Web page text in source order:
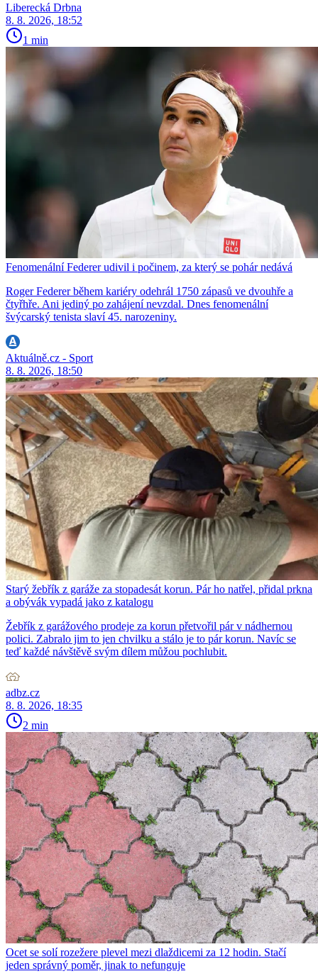
Liberecká Drbna
8. 8. 2026, 18:52
1 min
Fenomenální Federer udivil i počinem, za který se pohár nedává
Roger Federer během kariéry odehrál 1750 zápasů ve dvouhře a
čtyřhře. Ani jediný po zahájení nevzdal. Dnes fenomenální
švýcarský tenista slaví 45. narozeniny.
Aktuálně.cz - Sport
8. 8. 2026, 18:50
Starý žebřík z garáže za stopadesát korun. Pár ho natřel, přidal prkna
a obývák vypadá jako z katalogu
Žebřík z garážového prodeje za korun přetvořil pár v nádhernou
polici. Zabralo jim to jen chvilku a stálo je to pár korun. Navíc se
teď každé návštěvě svým dílem můžou pochlubit.
adbz.cz
8. 8. 2026, 18:35
2 min
Ocet se solí rozežere plevel mezi dlaždicemi za 12 hodin. Stačí
jeden správný poměr, jinak to nefunguje